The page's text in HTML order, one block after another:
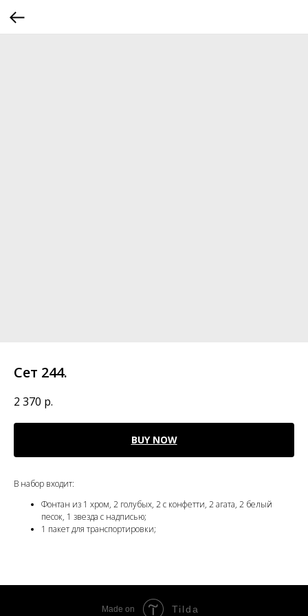
Сет 244.
2 370 р.
BUY NOW
В набор входит:
Фонтан из 1 хром, 2 голубых, 2 с конфетти, 2 агата, 2 белый
песок, 1 звезда с надписью;
1 пакет для транспортировки;
Made on Tilda